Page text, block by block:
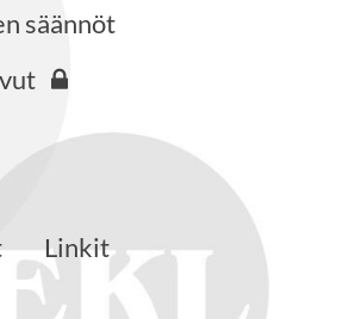
säännöt
Linkit